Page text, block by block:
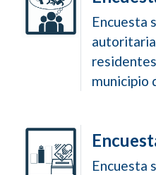
Encuesta
municipio
Encuesta